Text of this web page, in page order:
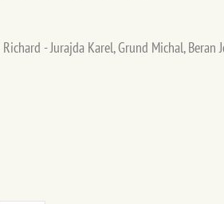
- Jurajda Karel, Grund Michal, Beran